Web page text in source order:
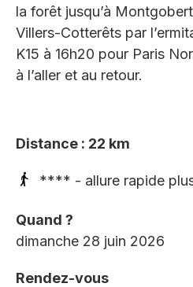
la forêt jusqu’à
Villers-Cotterêts par
K15 à 16h20 pour Paris
à l’aller et au retour.
Distance : 22 km
**** - allure rapide
Quand ?
dimanche 28 juin 2026
Rendez-vous